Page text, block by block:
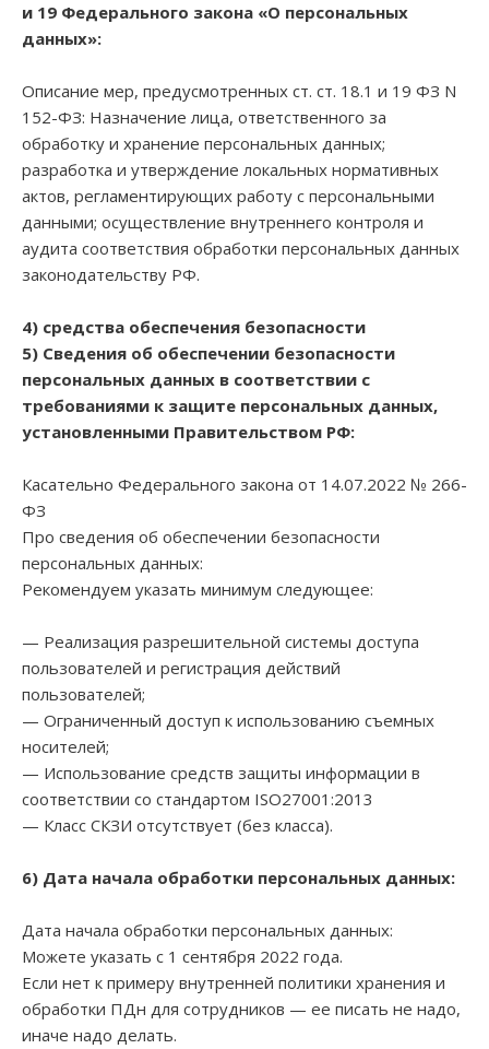
и 19 Федерального закона «О персональных
данных»:
Описание мер, предусмотренных ст. ст. 18.1 и 19 ФЗ N
152-ФЗ: Назначение лица, ответственного за
обработку и хранение персональных данных;
разработка и утверждение локальных нормативных
актов, регламентирующих работу с персональными
данными; осуществление внутреннего контроля и
аудита соответствия обработки персональных данных
законодательству РФ.
4) средства обеспечения безопасности
5) Сведения об обеспечении безопасности
персональных данных в соответствии с
требованиями к защите персональных данных,
установленными Правительством РФ:
Касательно Федерального закона от 14.07.2022 № 266-
ФЗ
Про сведения об обеспечении безопасности
персональных данных:
Рекомендуем указать минимум следующее:
— Реализация разрешительной системы доступа
пользователей и регистрация действий
пользователей;
— Ограниченный доступ к использованию съемных
носителей;
— Использование средств защиты информации в
соответствии со стандартом ISO27001:2013
— Класс СКЗИ отсутствует (без класса).
6) Дата начала обработки персональных данных:
Дата начала обработки персональных данных:
Можете указать с 1 сентября 2022 года.
Если нет к примеру внутренней политики хранения и
обработки ПДн для сотрудников — ее писать не надо,
иначе надо делать.